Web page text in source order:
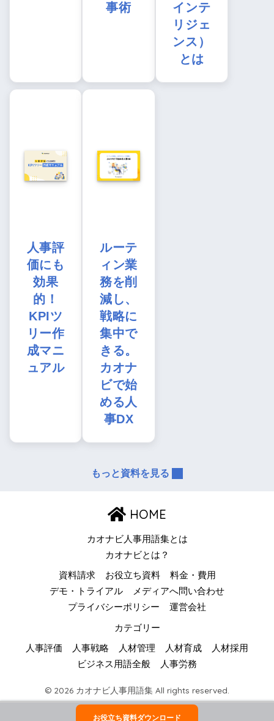
事術
インテ
リジェ
ンス）
とは
人事評
価にも
効果
的！
KPIツ
リー作
成マニ
ュアル
ルーテ
ィン業
務を削
減し、
戦略に
集中で
きる。
カオナ
ビで始
める人
事DX
もっと資料を見る
HOME
カオナビ人事用語集とは
カオナビとは？
資料請求 お役立ち資料
料金・費用
デモ・トライアル
メディアへ問い合わせ
プライバシーポリシー
運営会社
カテゴリー
人事評価 人事戦略 人材管理 人材育成
人材採用
ビジネス用語全般
人事労務
© 2026 カオナビ人事用語集 All rights reserved.
お役立ち資料ダウンロード